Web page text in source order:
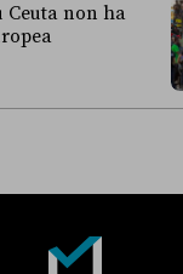
Ceuta non ha